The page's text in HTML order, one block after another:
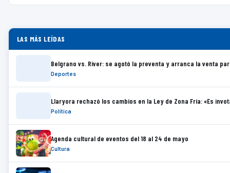
LAS MÁS LEÍDAS
Belgrano vs. River: se agotó la preventa y arranca la venta
Deportes
Llaryora rechazó los cambios en la Ley de Zona Fría: «Es
Política
Agenda cultural de eventos del 18 al 24 de mayo
Cultura